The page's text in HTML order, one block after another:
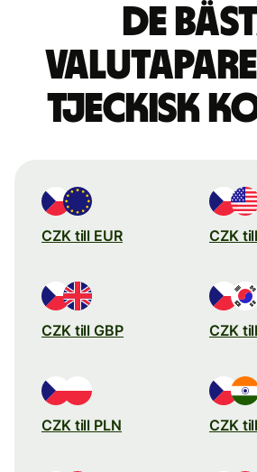
De
tjeckisk
CZK till EUR CZK
CZK till GBP CZK
CZK till PLN CZK